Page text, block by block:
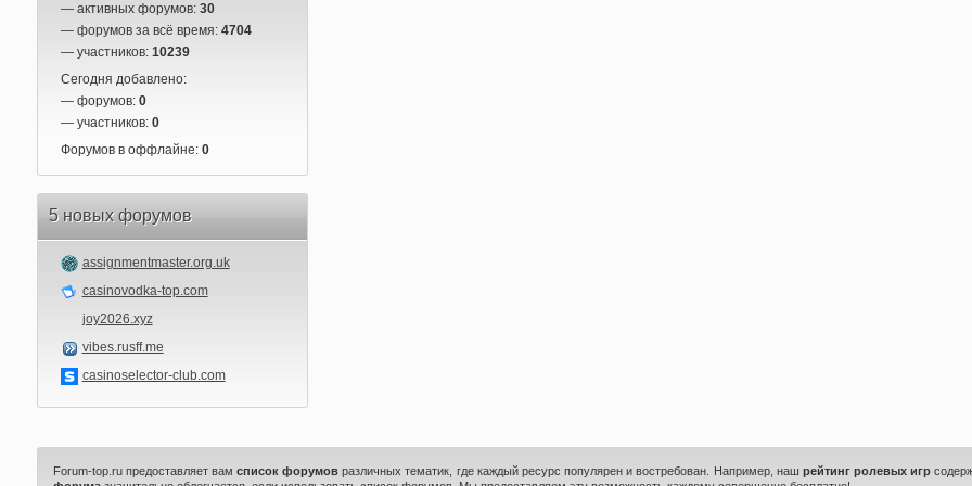
— активных форумов: 30
— форумов за всё время: 4704
— участников: 10239
Сегодня добавлено:
— форумов: 0
— участников: 0
Форумов в оффлайне: 0
5 новых форумов
assignmentmaster.org.uk
casinovodka-top.com
joy2026.xyz
vibes.rusff.me
casinoselector-club.com
Forum-top.ru предоставляет вамсписок форумов различных тематик, где каждый ресурс популярен и востребован. Например, наш рейтинг ролевых игр